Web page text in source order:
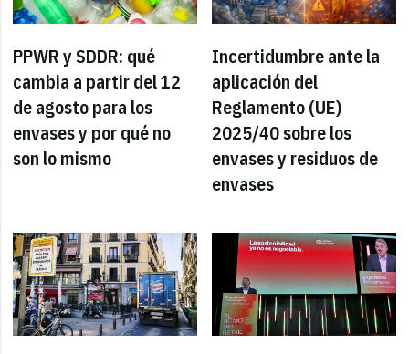
PPWR y SDDR: qué
cambia a partir del 12
de agosto para los
envases y por qué no
son lo mismo
Incertidumbre ante la
aplicación del
Reglamento (UE)
2025/40 sobre los
envases y residuos de
envases